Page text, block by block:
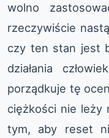
wolno
rzeczywiście
czy ten stan jest
działania
porządkuje tę
ciężkości nie leży
tym, aby reset